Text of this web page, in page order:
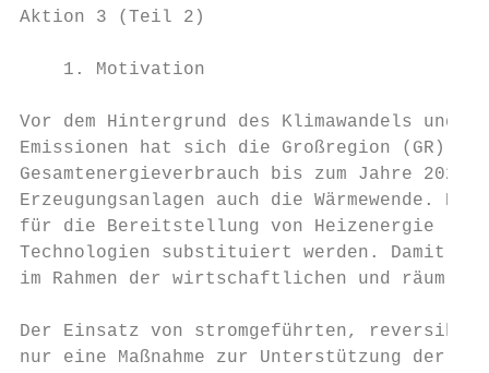
Aktion 3 (Teil 2)
    1. Motivation
Vor dem Hintergrund des Klimawandels und
Emissionen hat sich die Großregion (GR)
Gesamtenergieverbrauch bis zum Jahre
Erzeugungsanlagen auch die Wärmewende.
für die Bereitstellung von Heizenergie
Technologien substituiert werden. Damit
im Rahmen der wirtschaftlichen und
Der Einsatz von stromgeführten,
nur eine Maßnahme zur Unterstützung der